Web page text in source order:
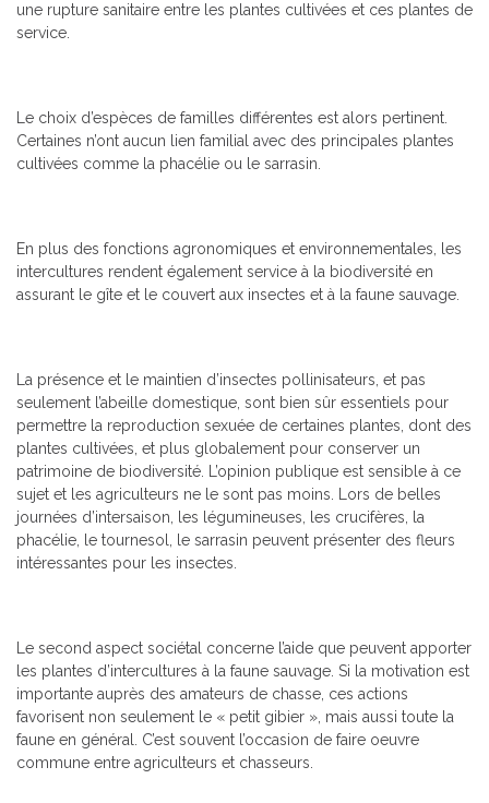
une rupture sanitaire entre les plantes cultivées et ces plantes de
service.
Le choix d’espèces de familles différentes est alors pertinent.
Certaines n’ont aucun lien familial avec des principales plantes
cultivées comme la phacélie ou le sarrasin.
En plus des fonctions agronomiques et environnementales, les
intercultures rendent également service à la biodiversité en
assurant le gîte et le couvert aux insectes et à la faune sauvage.
La présence et le maintien d’insectes pollinisateurs, et pas
seulement l’abeille domestique, sont bien sûr essentiels pour
permettre la reproduction sexuée de certaines plantes, dont des
plantes cultivées, et plus globalement pour conserver un
patrimoine de biodiversité. L’opinion publique est sensible à ce
sujet et les agriculteurs ne le sont pas moins. Lors de belles
journées d’intersaison, les légumineuses, les crucifères, la
phacélie, le tournesol, le sarrasin peuvent présenter des fleurs
intéressantes pour les insectes.
Le second aspect sociétal concerne l’aide que peuvent apporter
les plantes d’intercultures à la faune sauvage. Si la motivation est
importante auprès des amateurs de chasse, ces actions
favorisent non seulement le « petit gibier », mais aussi toute la
faune en général. C’est souvent l’occasion de faire oeuvre
commune entre agriculteurs et chasseurs.